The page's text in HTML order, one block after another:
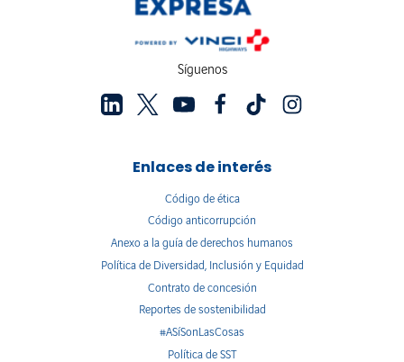
Síguenos
Enlaces de interés
Código de ética
Código anticorrupción
Anexo a la guía de derechos humanos
Política de Diversidad, Inclusión y Equidad
Contrato de concesión
Reportes de sostenibilidad
#ASíSonLasCosas
Política de SST